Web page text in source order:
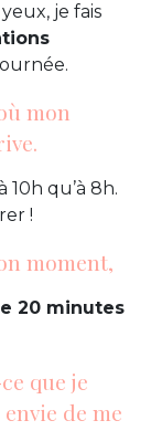
je fais
mon
10h qu’à 8h.
!
moment,
20 minutes
que je
de me